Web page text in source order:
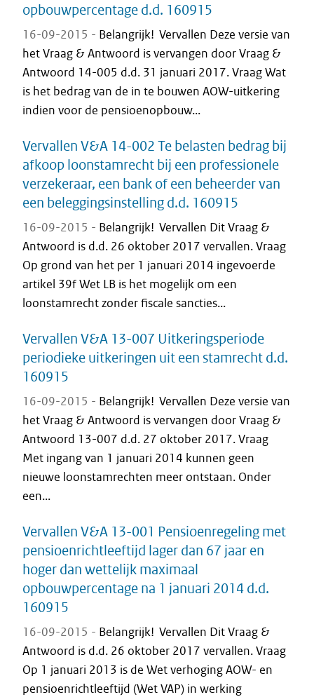
opbouwpercentage d.d. 160915
16-09-2015 - Belangrijk! Vervallen Deze versie van
het Vraag & Antwoord is vervangen door Vraag &
Antwoord 14-005 d.d. 31 januari 2017. Vraag Wat
is het bedrag van de in te bouwen AOW-uitkering
indien voor de pensioenopbouw...
Vervallen V&A 14-002 Te belasten bedrag bij
afkoop loonstamrecht bij een professionele
verzekeraar, een bank of een beheerder van
een beleggingsinstelling d.d. 160915
16-09-2015 - Belangrijk! Vervallen Dit Vraag &
Antwoord is d.d. 26 oktober 2017 vervallen. Vraag
Op grond van het per 1 januari 2014 ingevoerde
artikel 39f Wet LB is het mogelijk om een
loonstamrecht zonder fiscale sancties...
Vervallen V&A 13-007 Uitkeringsperiode
periodieke uitkeringen uit een stamrecht d.d.
160915
16-09-2015 - Belangrijk! Vervallen Deze versie van
het Vraag & Antwoord is vervangen door Vraag &
Antwoord 13-007 d.d. 27 oktober 2017. Vraag
Met ingang van 1 januari 2014 kunnen geen
nieuwe loonstamrechten meer ontstaan. Onder
een...
Vervallen V&A 13-001 Pensioenregeling met
pensioenrichtleeftijd lager dan 67 jaar en
hoger dan wettelijk maximaal
opbouwpercentage na 1 januari 2014 d.d.
160915
16-09-2015 - Belangrijk! Vervallen Dit Vraag &
Antwoord is d.d. 26 oktober 2017 vervallen. Vraag
Op 1 januari 2013 is de Wet verhoging AOW- en
pensioenrichtleeftijd (Wet VAP) in werking